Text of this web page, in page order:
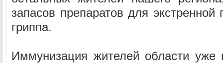
запасов препаратов для
гриппа.
Иммунизация жителей области уже